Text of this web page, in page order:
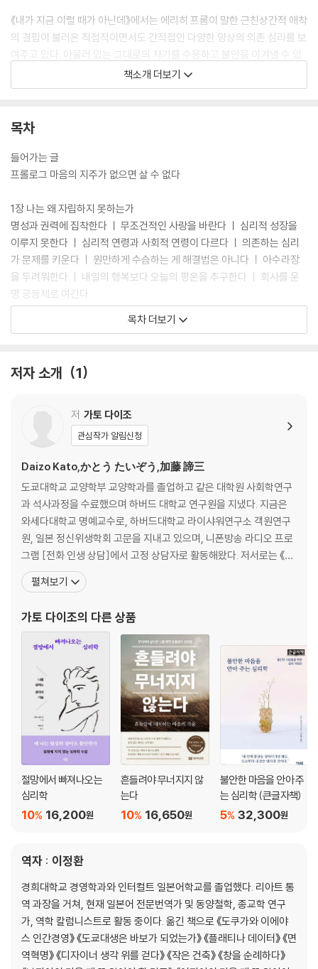
《내가 지금 이럴 때가 아닌데》에서는 에리히 프롬이 말한 근친상간적 애착
의 결핍이 불러온 직접적이면서도 간적접인 다양한 양상의 의존 심리를 보
여주고 있다. 아울러 있는 그대로의 자기를 수용하고 불안을 이겨낼 수 있
는 마음의 지주를 세우는 일은 곧 자기를 세우고 건강하게 자립하는 길임
을 밝히고, 독립적 인간으로 행복을 찾는 길을 단계적으로 안내하고 있다.
《내가 지금 이럴 때가 아닌데》에 실린 그림은 나무를 태운 사리인 목탄으
화백의 그림이다. ‘현대contemporary가 원하는 그림’이 아닌 ‘현재pres
ent가 간과하고 있는 그림’으로 그리기의 지향점을 세우고 있기에 책의 내
책소개 더보기
목차
들어가는 글
프롤로그 마음의 지주가 없으면 살 수 없다
1장 나는 왜 자립하지 못하는가
명성과 권력에 집착한다 ㅣ 무조건적인 사랑을 바란다 ㅣ 심리적 성장을
이루지 못한다 ㅣ 심리적 연령과 사회적 연령이 다르다 ㅣ 의존하는 심리
가 문제를 키운다 ㅣ 원만하게 수습하는 게 해결법은 아니다 ㅣ 아수라장
을 두려워한다 ㅣ 내일의 행복보다 오늘의 평온을 추구한다 ㅣ 회사를 운
명 공동체로 여긴다
2장 의존하려는 마음, 두려워하는 마음
세계를 가지는 것을 거부한다 ㅣ 버림받을 수 있다는 공포를 느낀다 ㅣ 끊
3장 원점을 직시하는 용기가 필요하다
나를 둘러싼 속박에서 벗어나야 한다 ㅣ 진정한 마음의 지주가 있는지부터
자각한다 ㅣ 자신의 분노와 초조함의 원인을 찾아낸다 ㅣ 사랑받지 못했던
아픔을 긍지로 바꾼다 ㅣ 끝없는 수용에 대한 바람은 퇴행적 욕구다 ㅣ 여
기까지 견뎌낸 자신을 마음의 지주로 삼는다 ㅣ 열등감과 고독감의 원점을
직시한다 ㅣ 보호받은 감각을 충분히 경험해야 한다 ㅣ 사랑에 굶주린 마
음이 강하게 단련된 마음이다
믿는 것이 아니라 집착하는 것이다 ㅣ 미움 받는 것을 두려워한다 ㅣ 다른
5장 나만의 정체성과 마음의 지주
좋고 싫은 것이 명확해진다 ㅣ 짊어져야 할 책임, 짊어지지 않아도 되는 책
임 ㅣ 허세보다는 마음의 품격을 갖춘다 ㅣ 힘든 환경도 마음의 지주로 세
우는 기회다
6장 단련된 마음과 자립의 순간
당신 스스로를 인정해야 한다 ㅣ 자신을 컨트롤할 수 있다 ㅣ 태풍이 불어
도 쓰러지지 않는다 ㅣ 자신의 의지로 선택한다 ㅣ 당당하게 책임을 지고
앞으로 나아간다 ㅣ 자신을 믿고 싸울 수 있다 ㅣ 새로운 출발을 기쁘게 받
아들일 수 있다
7장 나는 나로서 살아간다
설 수 있다 ㅣ 자신을 받아들이면 운명은 빛을 내기 시작한다 ㅣ 껍질을 깨
는 나로서 살아간다
마치고 나서 ㅣ 주 ㅣ 그림 목록
목차 더보기
저자 소개 1
저 가토 다이조
관심작가 알림신청
Daizo Kato,かとう たいぞう,加藤 諦三
도쿄대학교 교양학부 교양학과를 졸업하고 같은 대학원 사회학연구
과 석사과정을 수료했으며 하버드 대학교 연구원을 지냈다. 지금은
와세다대학교 명예교수로, 하버드대학교 라이샤워연구소 객원연구
원, 일본 정신위생학회 고문을 지내고 있으며, 니폰방송 라디오 프로
그램 [전화 인생 상담]에서 고정 상담자로 활동해왔다. 저서로는 《불
안에 사로잡힌 당신에게》, 《고민을 그만하고 싶습니다만》, 《50대 남
자를 위한 심리학》, 《나를 잃지 않고 오늘을 사는 법》, 《불안한 마음
려운가》, 《나는 내가 아픈 줄도 모르고》 등이
펼쳐보기
가토 다이조의 다른 상품
절망에서 빠져나오는
심리학
16,200원
10%
흔들려야 무너지지 않
는다
16,650원
10%
불안한 마음을 안아 주
는 심리학 (큰글자책)
32,300원
5%
역자 : 이정환
경희대학교 경영학과와 인터컬트 일본어학교를 졸업했다. 리아트 통
역 과장을 거쳐, 현재 일본어 전문번역가 및 동양철학, 종교학 연구
가, 역학 칼럼니스트로 활동 중이다. 옮긴 책으로 《도쿠가와 이에야
스 인간경영》 《도쿄대생은 바보가 되었는가》 《플래티나 데이터》 《면
역혁명》 《디자이너 생각 위를 걷다》 《작은 건축》 《창을 순례하다》